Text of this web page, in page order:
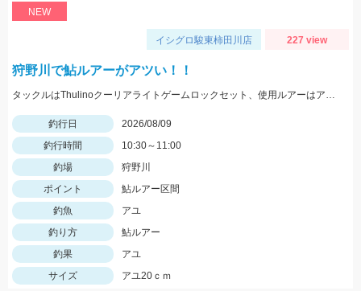
NEW
イシグロ駿東柿田川店 227 view
狩野川で鮎ルアーがアツい！！
タックルはThulinoクーリアライトゲームロックセット、使用ルアーはアイマ祈晴(キハル)MD75F。20cm超え多くハリ飛ばされました。
釣行日
2026/08/09
釣行時間
10:30～11:00
釣場
狩野川
ポイント
鮎ルアー区間
釣魚
アユ
釣り方
鮎ルアー
釣果
アユ
サイズ
アユ20ｃｍ